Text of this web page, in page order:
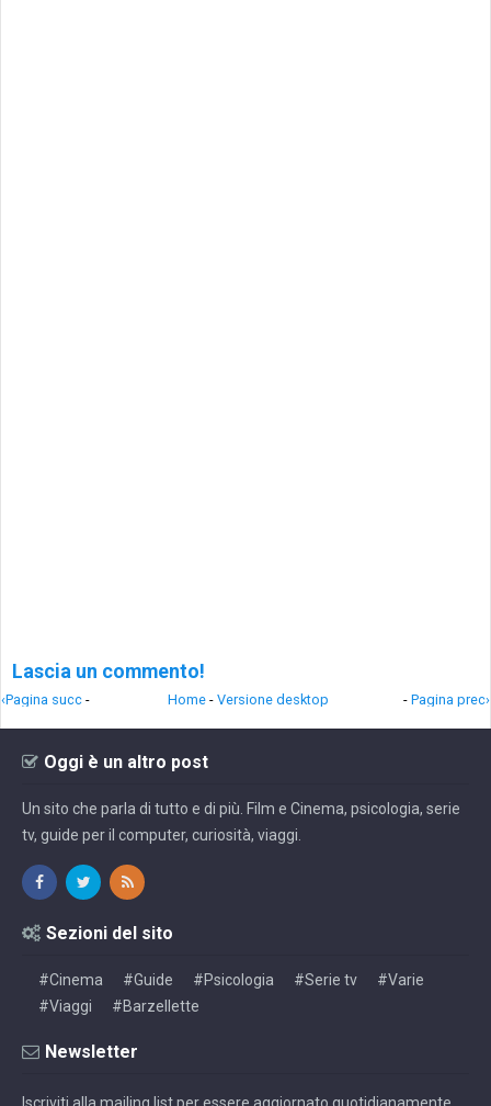
Lascia un commento!
‹Pagina succ - - Pagina prec›
Home - Versione desktop
Oggi è un altro post
Un sito che parla di tutto e di più. Film e Cinema, psicologia, serie
tv, guide per il computer, curiosità, viaggi.
Sezioni del sito
#Cinema #Guide #Psicologia #Serie tv
#Varie
#Viaggi
#Barzellette
Newsletter